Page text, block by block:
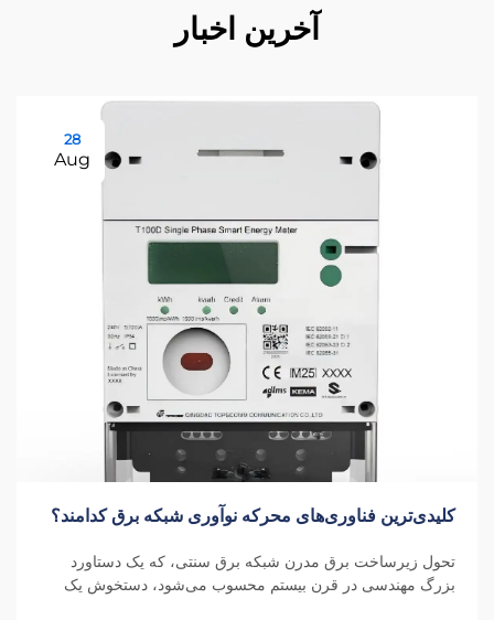
آخرین اخبار
28
Aug
کلیدی‌ترین فناوری‌های محرکه نوآوری شبکه برق کدامند؟
تحول زیرساخت برق مدرن شبکه برق سنتی، که یک دستاورد
بزرگ مهندسی در قرن بیستم محسوب می‌شود، دستخوش یک